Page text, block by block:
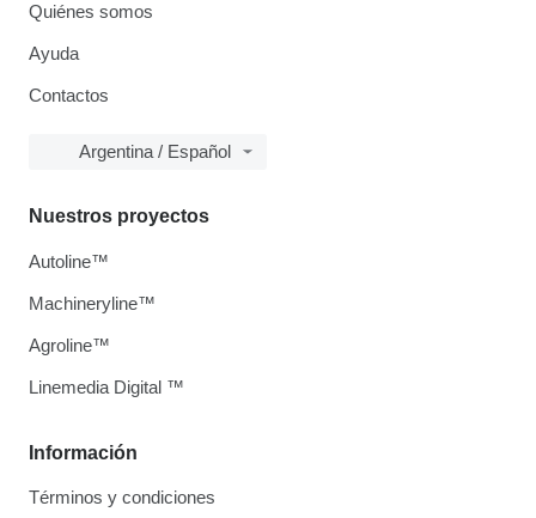
Quiénes somos
Ayuda
Contactos
Argentina / Español
Información
Términos y condiciones
Nuestros proyectos
Autoline™
Machineryline™
Agroline™
Linemedia Digital ™